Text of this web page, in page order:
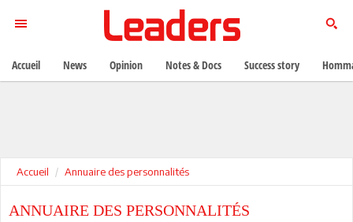
Accueil Annuaire des personnalités
ANNUAIRE DES PERSONNALITÉS
Accueil News Opinion Notes & Docs Success story